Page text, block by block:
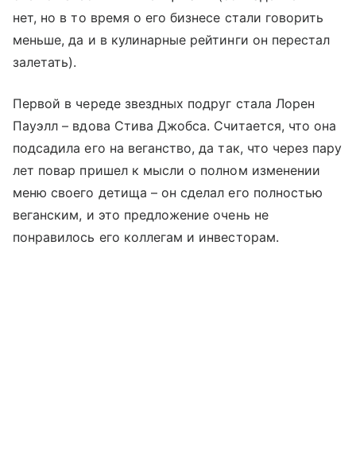
нет, но в то время о его бизнесе стали говорить
меньше, да и в кулинарные рейтинги он перестал
залетать).
Первой в череде звездных подруг стала Лорен
Пауэлл – вдова Стива Джобса. Считается, что она
подсадила его на веганство, да так, что через пару
лет повар пришел к мысли о полном изменении
меню своего детища – он сделал его полностью
веганским, и это предложение очень не
понравилось его коллегам и инвесторам.